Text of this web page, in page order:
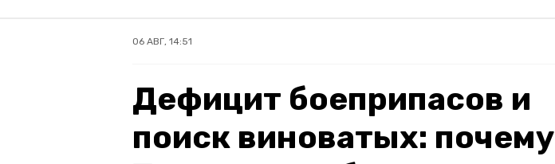
06 АВГ, 14:51
Дефицит боеприпасов и
поиск виноватых: почему